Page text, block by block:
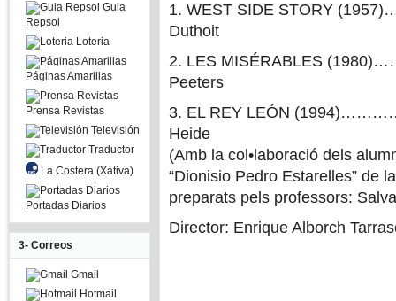
Guia
Repsol
Loteria
Páginas Amarillas
Prensa Revistas
Televisión
Traductor
La Costera (Xàtiva)
Portadas Diarios
3- Correos
Gmail
Hotmail
1. WEST SIDE STORY
Duthoit
2. LES MISÉRABLES
Peeters
3. EL REY LEÓN
Heide
(Amb la col•laboració dels
“Dionisio Pedro Estarelles” de
preparats pels professors:
Director: Enrique Alborch